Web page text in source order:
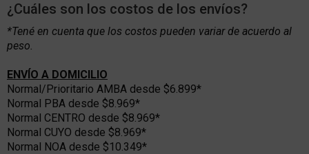
¿Cuáles son los costos de los envíos?
*Tené en cuenta que los costos pueden variar de acuerdo al
peso.
ENVÍO A DOMICILIO
Normal/Prioritario AMBA desde $6.899*
Normal PBA desde $8.969*
Normal CENTRO desde $8.969*
Normal CUYO desde $8.969*
Normal NOA desde $10.349*